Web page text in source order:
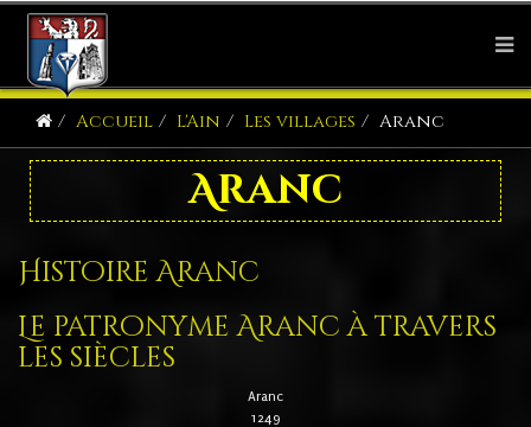
Accueil L'Ain Les villages Aranc
Aranc
Histoire Aranc
Le patronyme Aranc à travers
les siècles
Aranc
1249